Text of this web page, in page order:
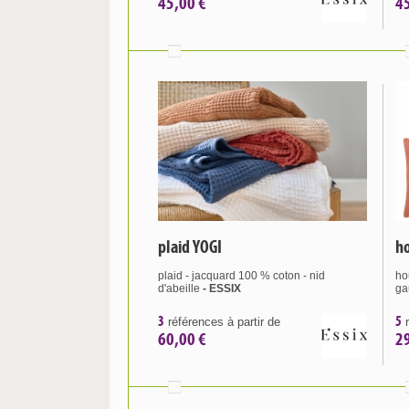
plaid YOGI
plaid - jacquard 100 % coton - nid
d'abeille - ESSIX
3 références à partir de
60,00 €
5